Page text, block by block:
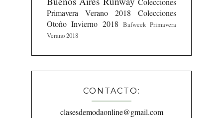
Primavera Verano 2018
Colecciones
Otoño Invierno 2018 Bafweek Primavera
Verano 2018
CONTACTO:
clasesdemodaonline@gmail.com